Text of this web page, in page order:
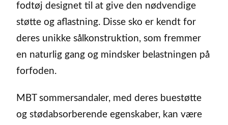
fodtøj designet til at give den nødvendige
støtte og aflastning. Disse sko er kendt for
deres unikke sålkonstruktion, som fremmer
en naturlig gang og mindsker belastningen på
forfoden.
MBT sommersandaler, med deres buestøtte
og stødabsorberende egenskaber, kan være